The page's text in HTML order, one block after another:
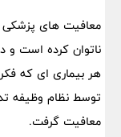
معافیت های پزشکی
ناتوان کرده است و
توسط نظام وظیفه
معافیت گرفت.